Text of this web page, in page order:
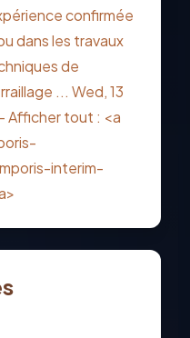
confirmée
dans les travaux
de
... Wed, 13
Afficher tout : <a
interim-